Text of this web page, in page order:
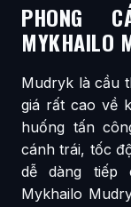
PHONG
MYKHAILO
Mudryk là cầu
giá rất cao về
huống tấn
cánh trái, tốc
dễ dàng tiếp
Mykhailo